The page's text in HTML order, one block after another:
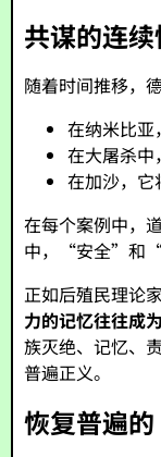
共谋的连
随着时间推移，
在纳米比亚
在大屠杀中
在加沙，它
在每个案例中，
中，“安全”和“
正如后殖民理论
力的记忆往往成
族灭绝、记忆、
普遍正义。
恢复普遍